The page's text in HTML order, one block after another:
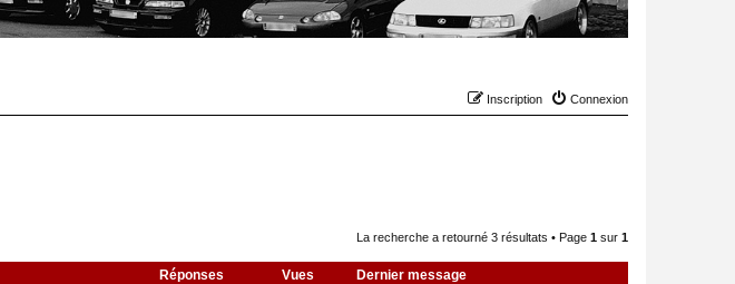
Connexion
Inscription
La recherche a retourné 3 résultats • Page 1 sur 1
Réponses Vues Dernier message